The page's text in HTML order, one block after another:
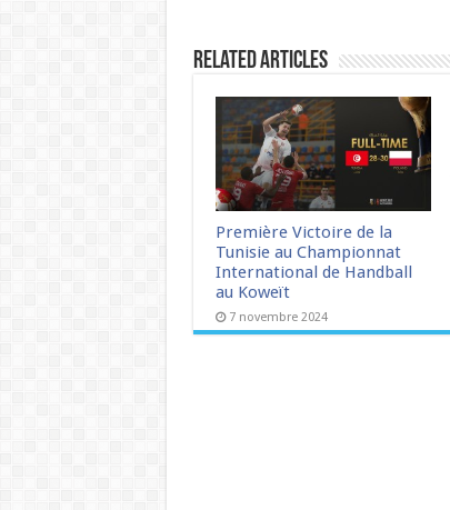
Related Articles
Première Victoire de la
Tunisie au Championnat
International de Handball
au Koweït
7 novembre 2024